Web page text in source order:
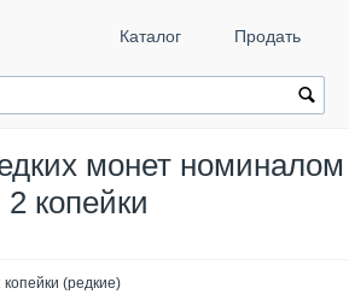
Каталог Продать
монет номиналом
2 копейки
копейки (редкие)